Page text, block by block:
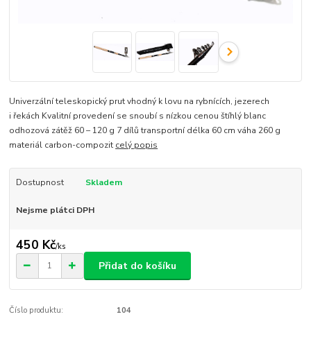
Univerzální teleskopický prut vhodný k lovu na rybnících, jezerech
i řekách Kvalitní provedení se snoubí s nízkou cenou štíhlý blanc
odhozová zátěž 60 – 120 g 7 dílů transportní délka 60 cm váha 260 g
materiál carbon-compozit celý popis
Dostupnost Skladem
Nejsme plátci DPH
450 Kč/ks
Přidat do košíku
Číslo produktu: 104